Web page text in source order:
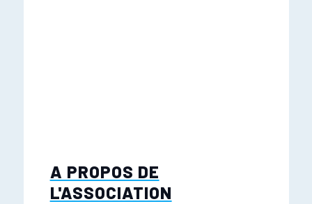
A PROPOS DE
L'ASSOCIATION